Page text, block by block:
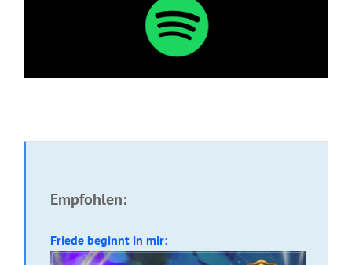
Empfohlen:
Friede beginnt in mir: